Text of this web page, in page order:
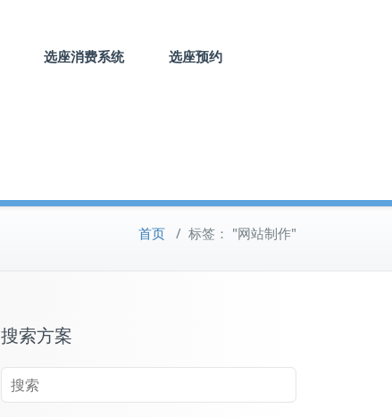
选座消费系统 选座预约
首页 / 标签： "网站制作"
搜索方案